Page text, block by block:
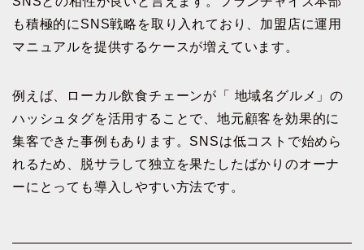
も積極的にSNS戦略を取り入れており、加盟店に運用
マニュアルを提供するケースが増えています。
例えば、ローカル飲食チェーンが「 地域名グルメ」の
ハッシュタグを活用することで、地元顧客を効果的に
集客できた事例もあります。SNSは低コストで始めら
れるため、脱サラして独立を果たしたばかりのオーナ
ーにとっても導入しやすい方法です。